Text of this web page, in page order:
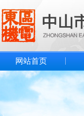
网站首页